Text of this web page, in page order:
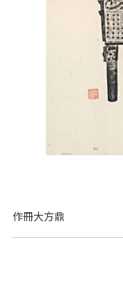
作冊大方鼎